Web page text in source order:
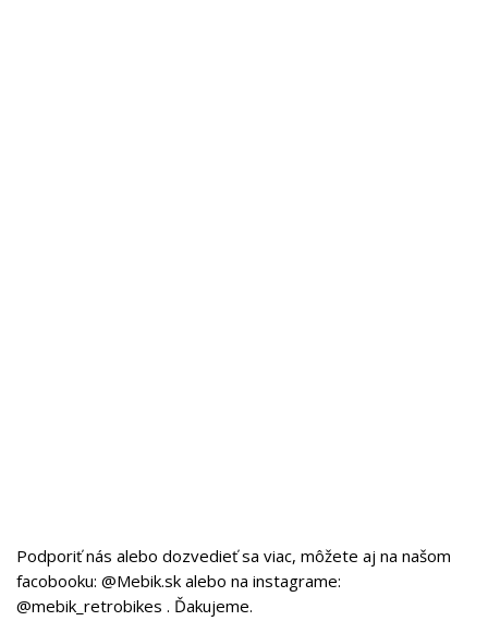
Podporiť nás alebo dozvedieť sa viac, môžete aj na našom
facobooku: @Mebik.sk alebo na instagrame:
@mebik_retrobikes . Ďakujeme.